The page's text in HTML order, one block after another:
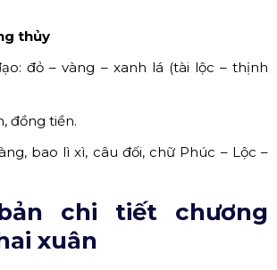
thủy
đỏ – vàng – xanh lá (tài lộc – thịnh
đồng tiền.
bao lì xì, câu đối, chữ Phúc – Lộc –
chi tiết chương
xuân